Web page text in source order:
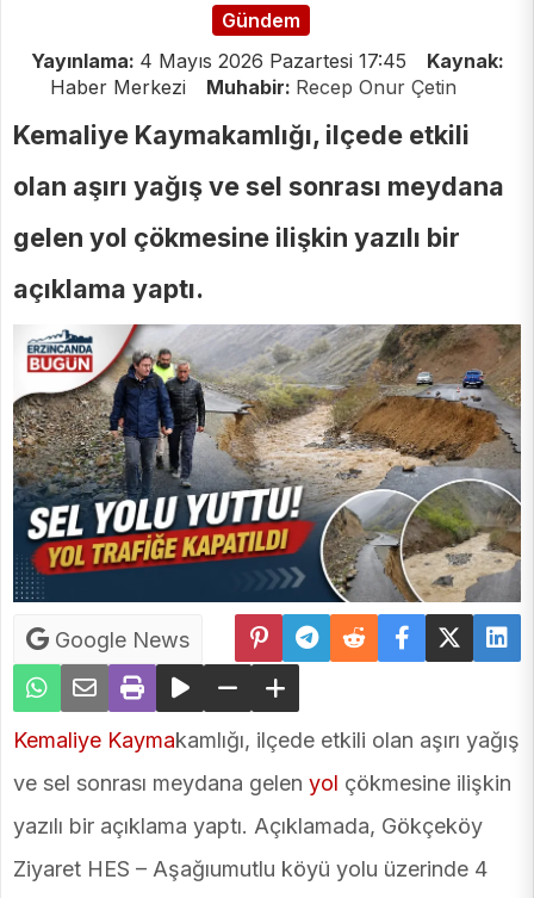
Gündem
Yayınlama: 4 Mayıs 2026 Pazartesi 17:45
Kaynak:
Haber Merkezi
Muhabir: Recep Onur Çetin
Kemaliye Kaymakamlığı, ilçede etkili
olan aşırı yağış ve sel sonrası meydana
gelen yol çökmesine ilişkin yazılı bir
açıklama yaptı.
Google News
Kemaliye Kaymakamlığı, ilçede etkili olan aşırı yağış
ve sel sonrası meydana gelen yol çökmesine ilişkin
yazılı bir açıklama yaptı. Açıklamada, Gökçeköy
Ziyaret HES – Aşağıumutlu köyü yolu üzerinde 4